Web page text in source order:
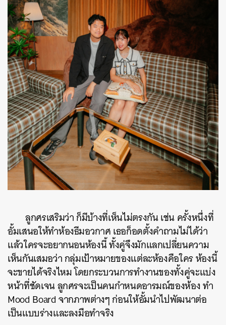
ลูกศรเสริมว่า ก็มีบ้างที่เห็นไม่ตรงกัน เช่น ครั้งหนึ่งที่
อั้มเสนอให้ทำห้องธีมอวกาศ เธอก็อดตั้งคำถามไม่ได้ว่า
แล้วใครจะอยากนอนห้องนี้ ทั้งคู่จึงมักแลกเปลี่ยนความ
เห็นกันเสมอว่า กลุ่มเป้าหมายของแต่ละห้องคือใคร ห้องนี้
จะขายได้จริงไหม โดยกระบวนการทำงานของทั้งคู่จะแบ่ง
หน้าที่ชัดเจน ลูกศรจะเป็นคนกำหนดอารมณ์ของห้อง ทำ
Mood Board จากภาพต่างๆ ก่อนให้อั้มนำไปพัฒนาต่อ
เป็นแบบร่างและลงมือทำจริง